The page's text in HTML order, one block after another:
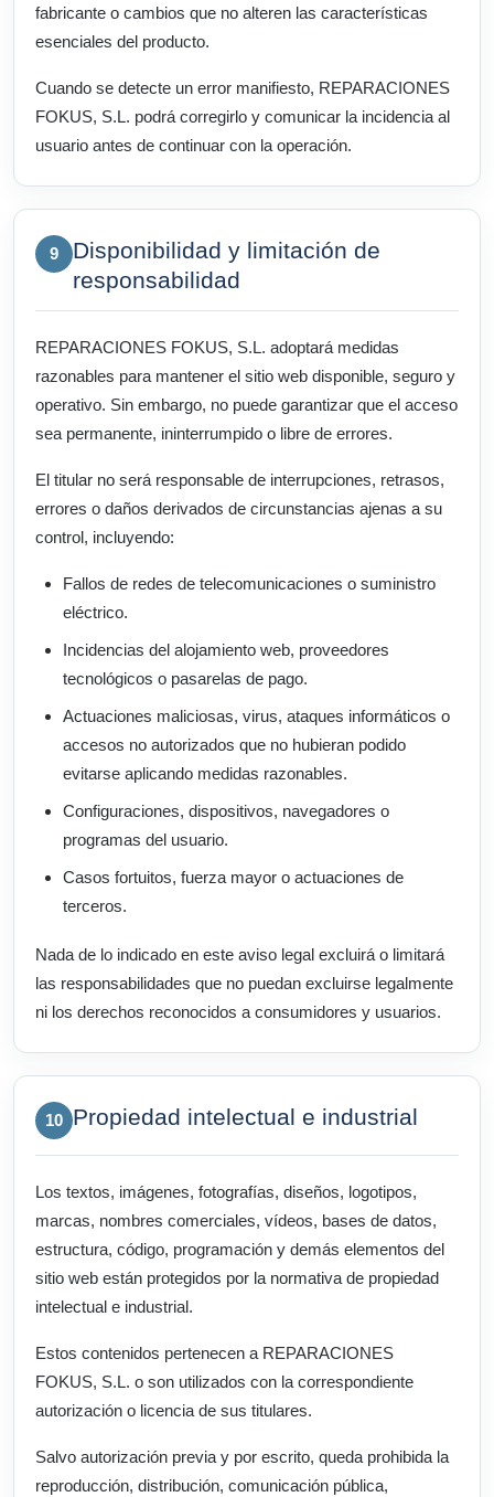
fabricante o cambios que no alteren las características
esenciales del producto.
Cuando se detecte un error manifiesto, REPARACIONES
FOKUS, S.L. podrá corregirlo y comunicar la incidencia al
usuario antes de continuar con la operación.
9
Disponibilidad y limitación de
responsabilidad
REPARACIONES FOKUS, S.L. adoptará medidas
razonables para mantener el sitio web disponible, seguro y
operativo. Sin embargo, no puede garantizar que el acceso
sea permanente, ininterrumpido o libre de errores.
El titular no será responsable de interrupciones, retrasos,
errores o daños derivados de circunstancias ajenas a su
control, incluyendo:
Fallos de redes de telecomunicaciones o suministro
eléctrico.
Incidencias del alojamiento web, proveedores
tecnológicos o pasarelas de pago.
Actuaciones maliciosas, virus, ataques informáticos o
accesos no autorizados que no hubieran podido
evitarse aplicando medidas razonables.
Configuraciones, dispositivos, navegadores o
programas del usuario.
Casos fortuitos, fuerza mayor o actuaciones de
terceros.
Nada de lo indicado en este aviso legal excluirá o limitará
las responsabilidades que no puedan excluirse legalmente
ni los derechos reconocidos a consumidores y usuarios.
10 Propiedad intelectual e industrial
Los textos, imágenes, fotografías, diseños, logotipos,
marcas, nombres comerciales, vídeos, bases de datos,
estructura, código, programación y demás elementos del
sitio web están protegidos por la normativa de propiedad
intelectual e industrial.
Estos contenidos pertenecen a REPARACIONES
FOKUS, S.L. o son utilizados con la correspondiente
autorización o licencia de sus titulares.
Salvo autorización previa y por escrito, queda prohibida la
reproducción, distribución, comunicación pública,